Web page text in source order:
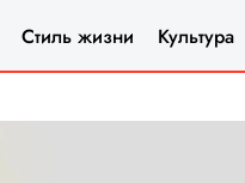
Стиль жизни Культура